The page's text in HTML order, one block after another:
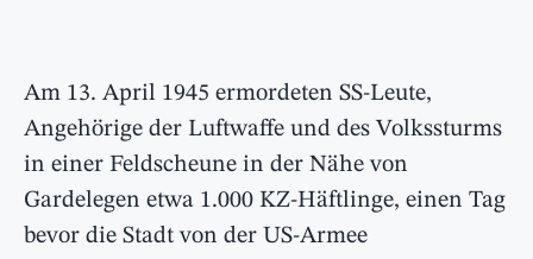
Am 13. April 1945 ermordeten SS-Leute,
Angehörige der Luftwaffe und des Volkssturms
in einer Feldscheune in der Nähe von
Gardelegen etwa 1.000 KZ-Häftlinge, einen Tag
bevor die Stadt von der US-Armee